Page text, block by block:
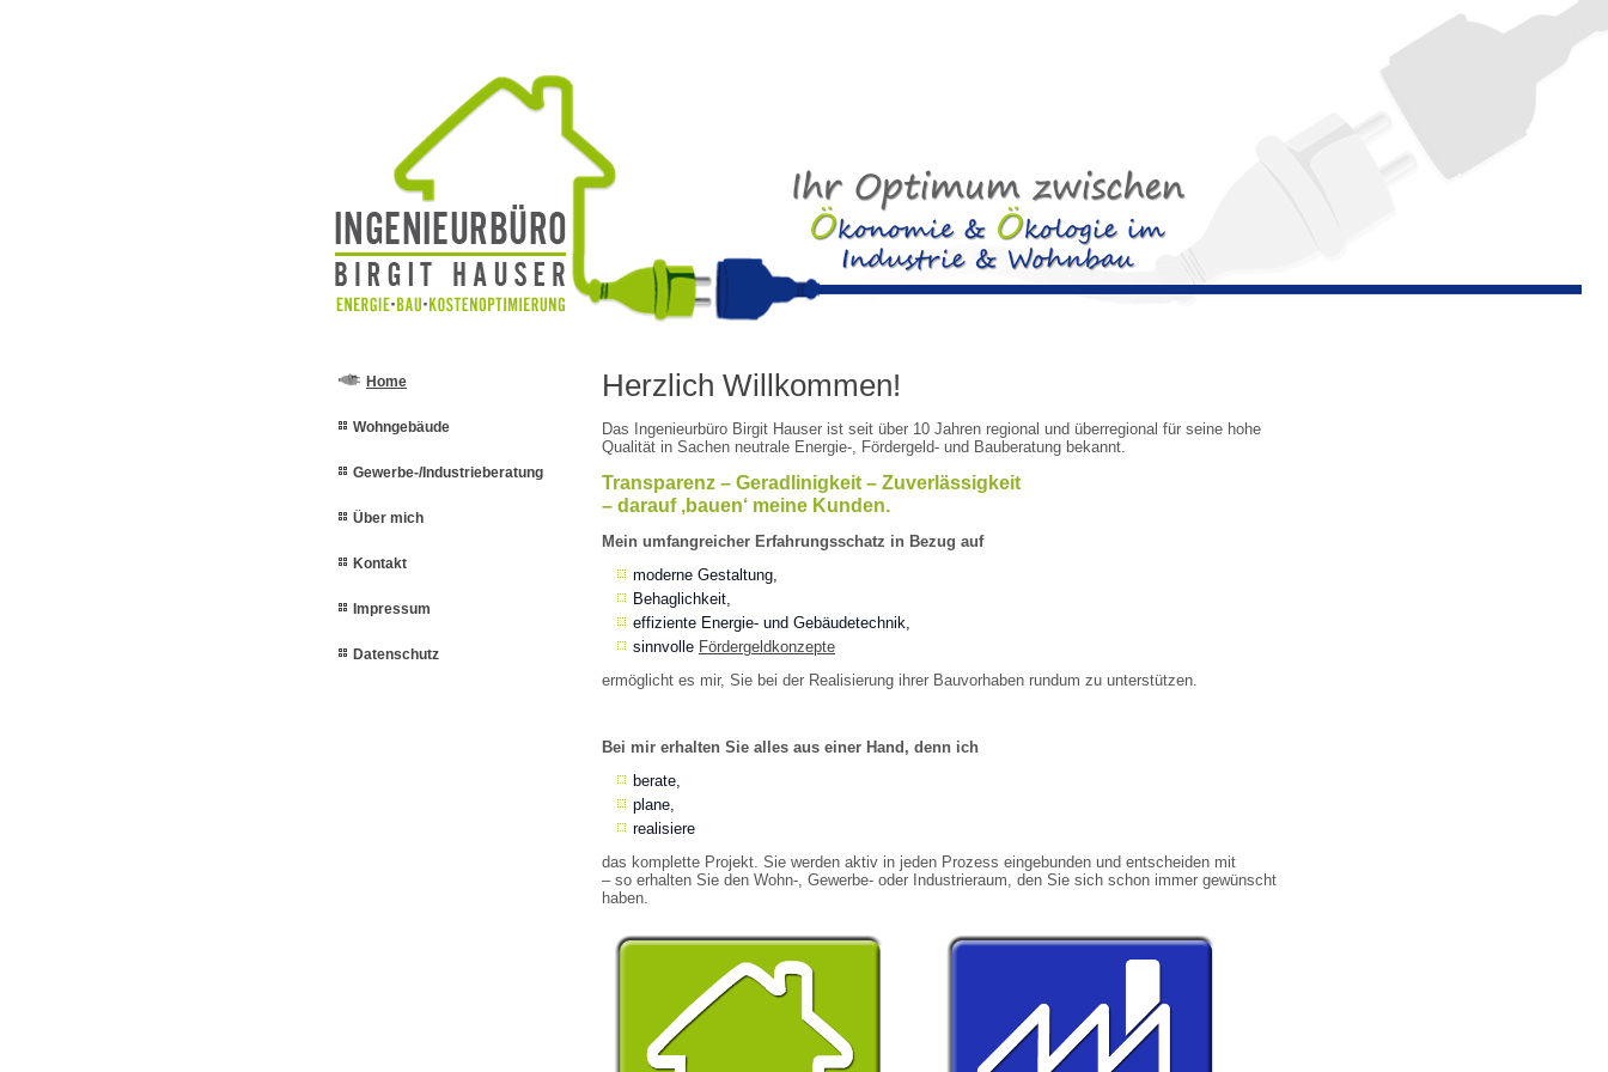
Home
Wohngebäude
Gewerbe-/Industrieberatung
Über mich
Kontakt
Impressum
Datenschutz
Herzlich Willkommen!
Das Ingenieurbüro Birgit Hauser ist seit über 10 Jahren regional und überregional für seine hohe
Qualität in Sachen neutrale Energie-, Fördergeld- und Bauberatung bekannt.
Transparenz – Geradlinigkeit – Zuverlässigkeit
– darauf ‚bauen‘ meine Kunden.
Mein umfangreicher Erfahrungsschatz in Bezug auf
moderne Gestaltung,
Behaglichkeit,
effiziente Energie- und Gebäudetechnik,
sinnvolle Fördergeldkonzepte
ermöglicht es mir, Sie bei der Realisierung ihrer Bauvorhaben rundum zu unterstützen.
Bei mir erhalten Sie alles aus einer Hand, denn ich
berate,
plane,
realisiere
das komplette Projekt. Sie werden aktiv in jeden Prozess eingebunden und entscheiden mit
– so erhalten Sie den Wohn-, Gewerbe- oder Industrieraum, den Sie sich schon immer gewünscht
haben.